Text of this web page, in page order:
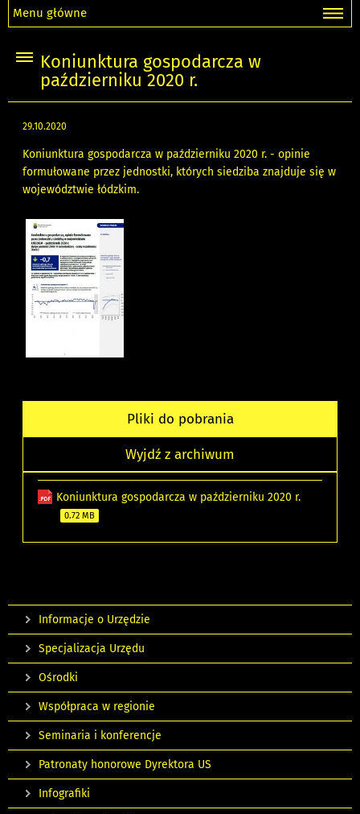
Menu główne
Koniunktura gospodarcza w
październiku 2020 r.
29.10.2020
Koniunktura gospodarcza w październiku 2020 r. - opinie
formułowane przez jednostki, których siedziba znajduje się w
województwie łódzkim.
Pliki do pobrania
Wyjdź z archiwum
Koniunktura gospodarcza w październiku 2020 r.
0.72 MB
Informacje o Urzędzie
Specjalizacja Urzędu
Ośrodki
Współpraca w regionie
Seminaria i konferencje
Patronaty honorowe Dyrektora US
Infografiki